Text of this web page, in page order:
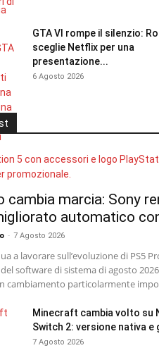
GTA VI rompe il silenzio:
sceglie Netflix per una
presentazione...
6 Agosto 2026
cambia marcia: Sony
automatico
- 7 Agosto 2026
a lavorare sull’evoluzione di PS5
software di sistema di agosto 2026
cambiamento particolarmente
Minecraft cambia volto su
Switch 2: versione nativa e
7 Agosto 2026